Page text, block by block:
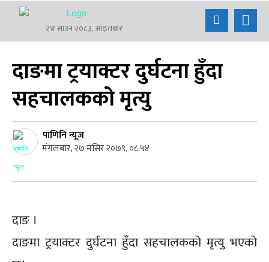
२४ साउन २०८३, आइतबार
दाङमा ट्रयाक्टर दुर्घटना हुँदा
सहचालकको मृत्यु
पाणिनि न्यूज
मंगलबार, २७ मंसिर २०७९, ०८:५४
दाङ ।
दाङमा ट्रयाक्टर दुर्घटना हुँदा सहचालकको मृत्यु भएको